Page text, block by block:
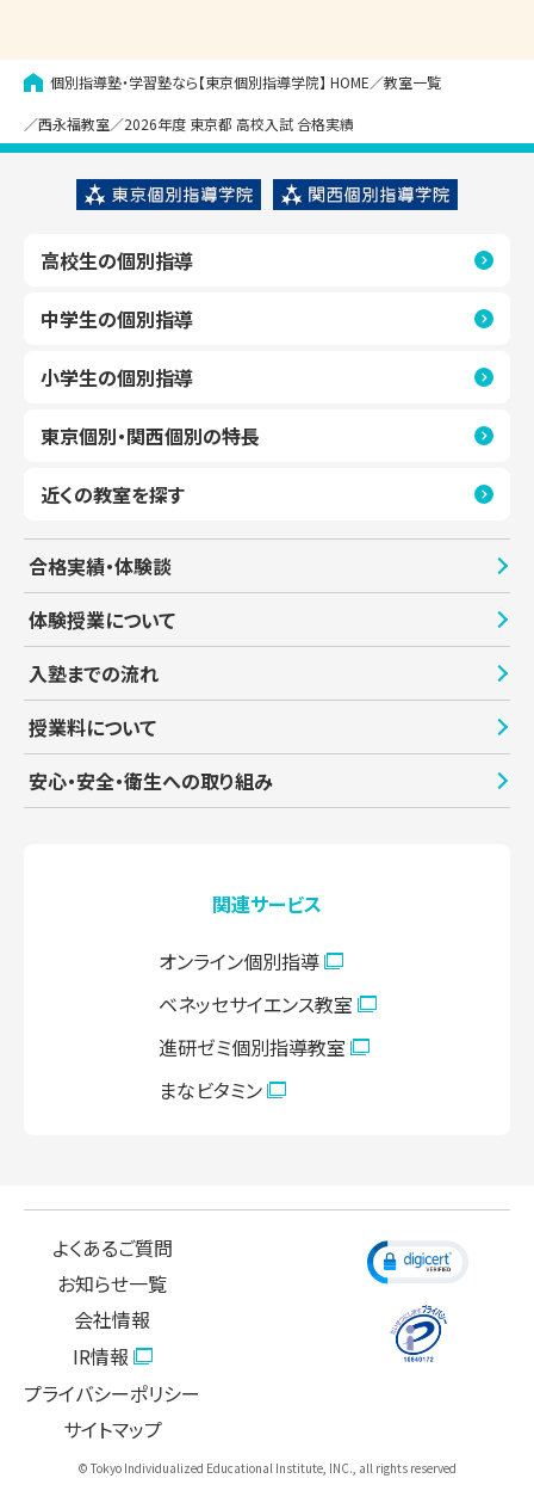
個別指導塾・学習塾なら【東京個別指導学院】 HOME 教室一覧
西永福教室 2026年度 東京都 高校入試 合格実績
高校生の個別指導
中学生の個別指導
小学生の個別指導
東京個別・関西個別の特長
近くの教室を探す
合格実績・体験談
体験授業について
入塾までの流れ
授業料について
安心・安全・衛生への取り組み
関連サービス
オンライン個別指導
ベネッセサイエンス教室
進研ゼミ個別指導教室
まなビタミン
よくあるご質問
お知らせ一覧
会社情報
IR情報
プライバシーポリシー
サイトマップ
© Tokyo Individualized Educational Institute, INC., all rights reserved